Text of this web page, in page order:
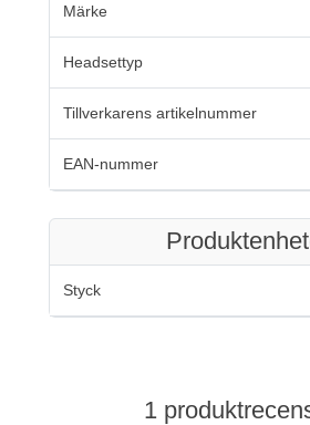
Märke
Headsettyp
Tillverkarens artikelnummer
EAN-nummer
Styck
1